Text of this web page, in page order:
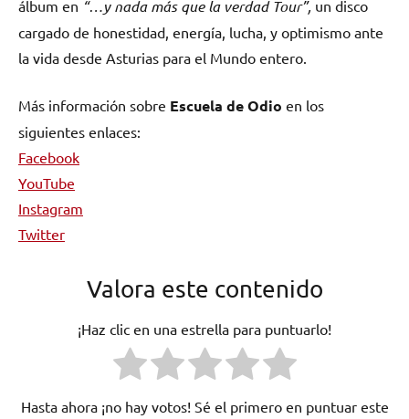
álbum en “…y nada más que la verdad Tour”, un disco
cargado de honestidad, energía, lucha, y optimismo ante
la vida desde Asturias para el Mundo entero.
Más información sobre Escuela de Odio en los
siguientes enlaces:
Facebook
YouTube
Instagram
Twitter
Valora este contenido
¡Haz clic en una estrella para puntuarlo!
Hasta ahora ¡no hay votos! Sé el primero en puntuar este